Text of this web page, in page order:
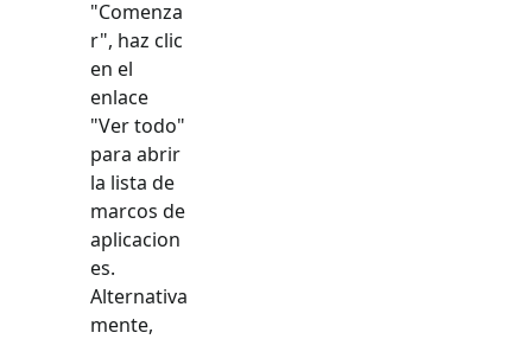
"Comenza
r", haz clic
en el
enlace
"Ver todo"
para abrir
la lista de
marcos de
aplicacion
es.
Alternativa
mente,